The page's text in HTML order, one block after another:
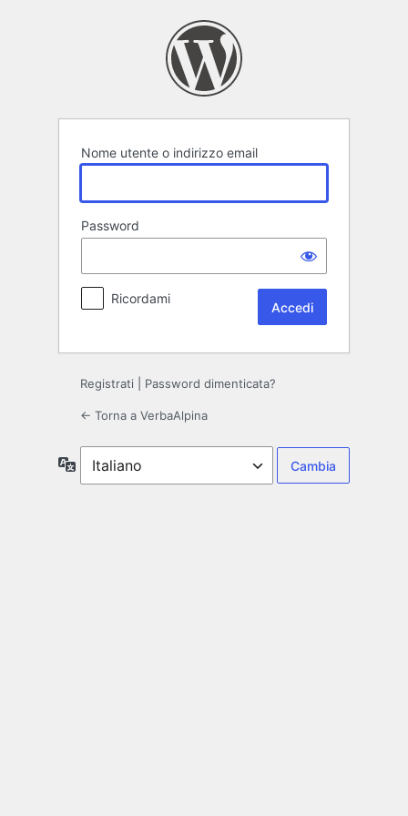
Nome utente o indirizzo email
Password
Ricordami
Registrati Password dimenticata?
← Torna a VerbaAlpina
Lingua